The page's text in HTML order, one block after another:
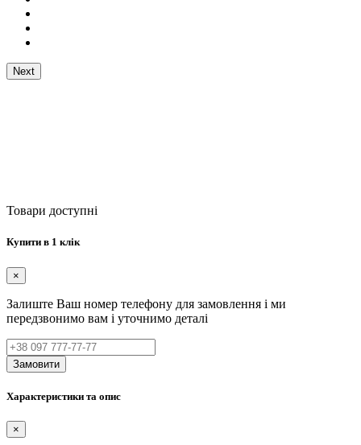
Next
Товари доступні
Купити в 1 клік
×
Залиште Ваш номер телефону для замовлення і ми
передзвонимо вам і уточнимо деталі
Замовити
Характеристики та опис
×